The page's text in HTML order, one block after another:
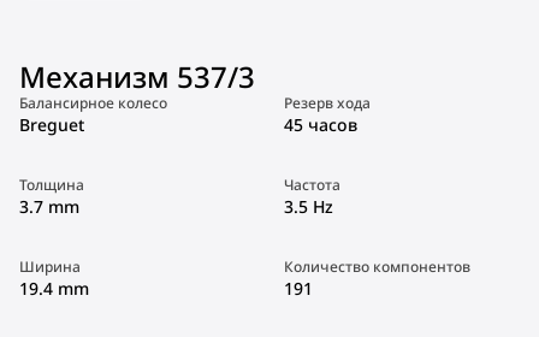
Механизм 537/3
Балансирное колесо
Breguet
Резерв хода
45 часов
Толщина
3.7 mm
Частота
3.5 Hz
Ширина
19.4 mm
Количество компонентов
191